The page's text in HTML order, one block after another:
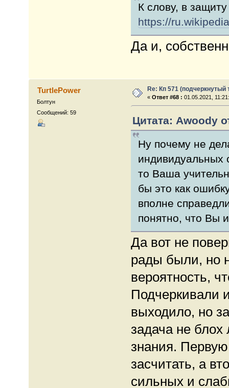
К слову, в
https://
Да и,
TurtlePower
Болтун
Сообщений: 59
Re: Кп 571 (подчеркнутый
«Ответ #68 : 01.05.2021,
Цитата: Awoody
Ну почему не
индивидуальных
то Ваша
бы это как
вполне
понятно, что Вы
Да вот не
рады были, но
вероятность,
Подчеркивали
выходило, но
задача не блох
знания.
засчитать, а
сильных и